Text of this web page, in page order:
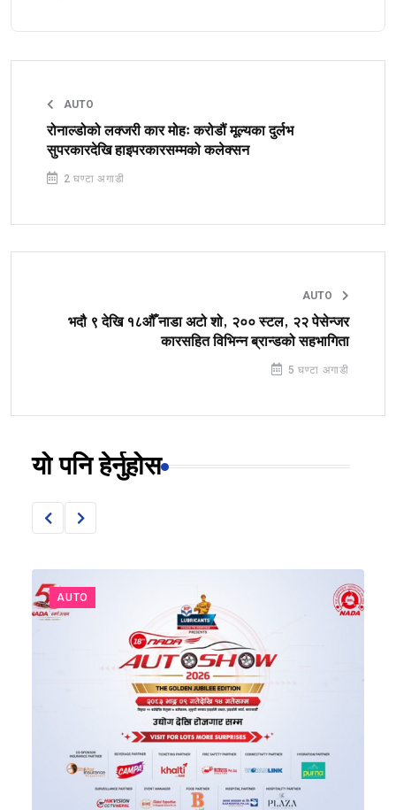
AUTO
रोनाल्डोको लक्जरी कार मोहः करोडौं मूल्यका दुर्लभ
सुपरकारदेखि हाइपरकारसम्मको कलेक्सन
2 घण्टा अगाडी
AUTO
भदौ ९ देखि १८औँ नाडा अटो शो, २०० स्टल, २२ पेसेन्जर
कारसहित विभिन्न ब्रान्डको सहभागिता
5 घण्टा अगाडी
यो पनि हेर्नुहोस
AUTO